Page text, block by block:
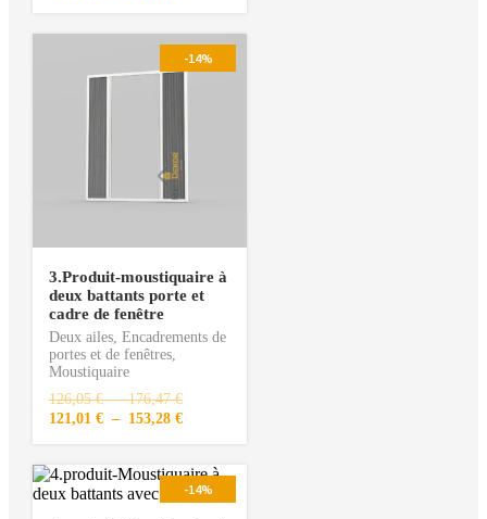
-14%
3.Produit-moustiquaire à
deux battants porte et
cadre de fenêtre
Deux ailes, Encadrements de
portes et de fenêtres,
Moustiquaire
126,05€ – 176,47€
121,01 € – 153,28 €
-14%